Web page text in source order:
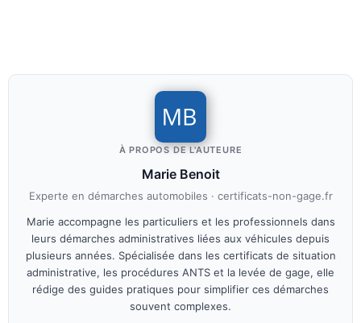
À PROPOS DE L'AUTEURE
Marie Benoit
Experte en démarches automobiles · certificats-non-gage.fr
Marie accompagne les particuliers et les professionnels dans
leurs démarches administratives liées aux véhicules depuis
plusieurs années. Spécialisée dans les certificats de situation
administrative, les procédures ANTS et la levée de gage, elle
rédige des guides pratiques pour simplifier ces démarches
souvent complexes.